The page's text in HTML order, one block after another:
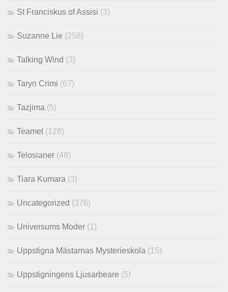
St Franciskus of Assisi (3)
Suzanne Lie (258)
Talking Wind (3)
Taryn Crimi (67)
Tazjima (5)
Teamet (128)
Telosianer (48)
Tiara Kumara (3)
Uncategorized (376)
Universums Moder (1)
Uppstigna Mästarnas Mysterieskola (15)
Uppstigningens Ljusarbeare (5)